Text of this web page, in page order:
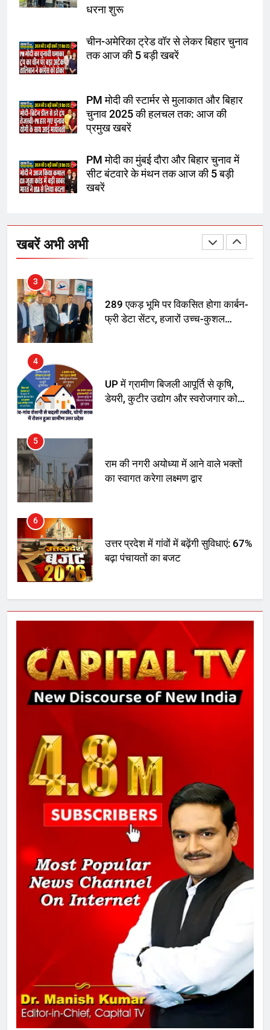
धरना शुरू
चीन-अमेरिका ट्रेड वॉर से लेकर बिहार चुनाव
तक आज की 5 बड़ी खबरें
PM मोदी की स्टार्मर से मुलाकात और बिहार
चुनाव 2025 की हलचल तक: आज की
प्रमुख खबरें
PM मोदी का मुंबई दौरा और बिहार चुनाव में
सीट बंटवारे के मंथन तक आज की 5 बड़ी
खबरें
खबरें अभी अभी
8
तय किए
1
रोशन सिंह के नाम पर करने की मांग तेज
अमर शहीद ठाकुर रोशन सिंह के नाम पर
स्वरूप रानी नेहरू चिकित्सालय का
3
289 एकड़ भूमि पर विकसित होगा कार्बन-
फ्री डेटा सेंटर, हजारों उच्च-कुशल
4
UP में ग्रामीण बिजली आपूर्ति से कृषि,
डेयरी, कुटीर उद्योग और स्वरोजगार को
5
राम की नगरी अयोध्या में आने वाले भक्तों
का स्वागत करेगा लक्ष्मण द्वार
6
उत्तर प्रदेश में गांवों में बढ़ेंगी सुविधाएं: 67%
बढ़ा पंचायतों का बजट
7
गाजा युद्धविराम को लेकर बड़ी खबरें
8
चुनाव से पहले लालू परिवार पर बड़ा झटका,
तय किए
1
SRN अस्पताल का नाम अमर शहीद ठाकुर
रोशन सिंह के नाम पर करने की मांग तेज
अमर शहीद ठाकुर रोशन सिंह के नाम पर
स्वरूप रानी नेहरू चिकित्सालय का
नामकरण करने की मांग को लेकर
अनिश्चितकालीन धरना शुरू
289 एकड़ भूमि पर विकसित होगा कार्बन-
फ्री डेटा सेंटर, हजारों उच्च-कुशल
रोजगार सृजन की संभावना
4
UP में ग्रामीण बिजली आपूर्ति से कृषि,